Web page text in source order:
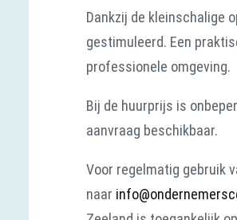
Dankzij de kleinschalige
gestimuleerd. Een
professionele omgeving.
Bij de huurprijs is
aanvraag beschikbaar.
Voor regelmatig gebruik
naar